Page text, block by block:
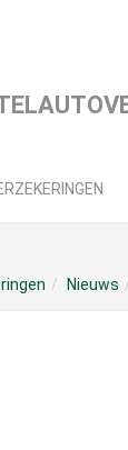
Nieuws